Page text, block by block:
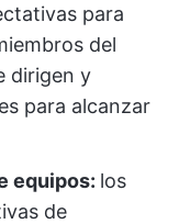
para
del
dirigen y
para alcanzar
equipos: los
de